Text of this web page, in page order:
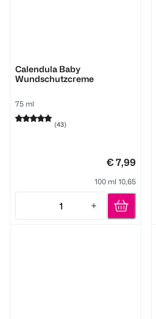
Calendula Baby
Wundschutzcreme
75 ml
(43)
€ 7,99
100 ml 10,65
1
Quantity: 1